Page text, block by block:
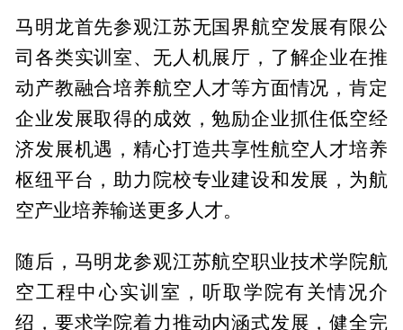
马明龙首先参观江苏无国界航空发展有限公
司各类实训室、无人机展厅，了解企业在推
动产教融合培养航空人才等方面情况，肯定
企业发展取得的成效，勉励企业抓住低空经
济发展机遇，精心打造共享性航空人才培养
枢纽平台，助力院校专业建设和发展，为航
空产业培养输送更多人才。
随后，马明龙参观江苏航空职业技术学院航
空工程中心实训室，听取学院有关情况介
绍，要求学院着力推动内涵式发展，健全完